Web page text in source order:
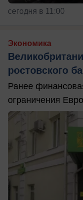
сегодня в 11:00
Экономика
ростовского
Ранее
ограничения